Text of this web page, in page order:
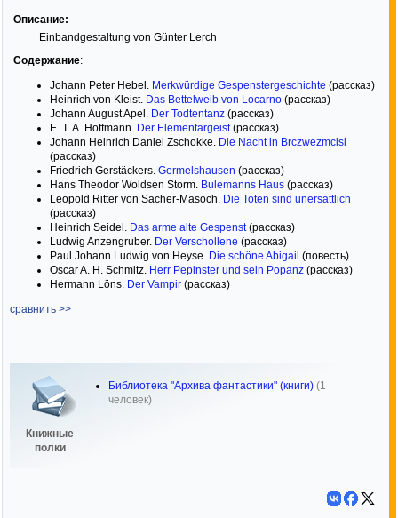
Описание:
Einbandgestaltung von Günter Lerch
Содержание:
Johann Peter Hebel. Merkwürdige Gespenstergeschichte (рассказ)
Heinrich von Kleist. Das Bettelweib von Locarno (рассказ)
Johann August Apel. Der Todtentanz (рассказ)
E. T. A. Hoffmann. Der Elementargeist(рассказ)
Johann Heinrich Daniel Zschokke. Die Nacht in Brczwezmcisl
(рассказ)
Friedrich Gerstäckers. Germelshausen (рассказ)
Hans Theodor Woldsen Storm. Bulemanns Haus (рассказ)
Leopold Ritter von Sacher-Masoch. Die Toten sind unersättlich
(рассказ)
Heinrich Seidel. Das arme alte Gespenst(рассказ)
Ludwig Anzengruber. Der Verschollene (рассказ)
Paul Johann Ludwig von Heyse. Die schöne Abigail (повесть)
Oscar A. H. Schmitz. Herr Pepinster und sein Popanz (рассказ)
Hermann Löns. Der Vampir (рассказ)
сравнить >>
Книжные
полки
Библиотека "Архива фантастики" (книги) (1
человек)